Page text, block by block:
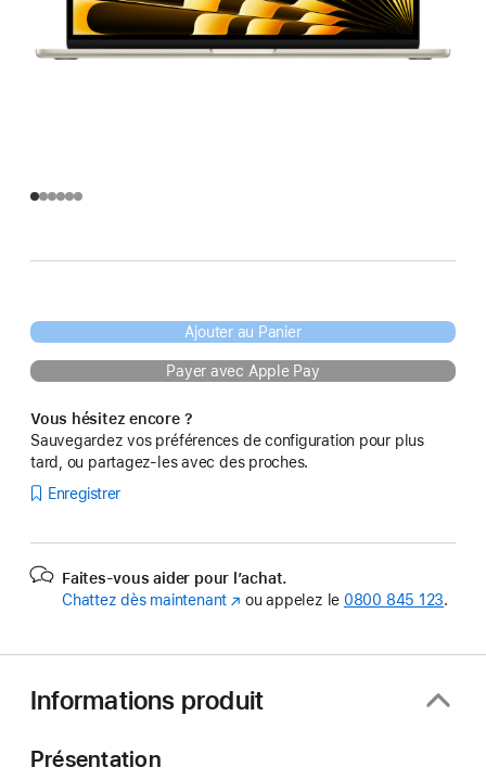
Ajouter au Panier
Payer avec Apple Pay
Vous hésitez encore ?
Sauvegardez vos préférences de configuration pour plus
tard, ou partagez-les avec des proches.
Enregistrer
Faites-vous aider pour l’achat.
Chattez dès maintenant (s’ouvre
ou appelez le 0800 845 123.
Informations produit
Présentation